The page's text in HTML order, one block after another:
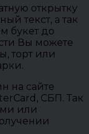
открытку
текст, а так
букет до
Вы можете
торт или
на сайте
СБП. Так
или